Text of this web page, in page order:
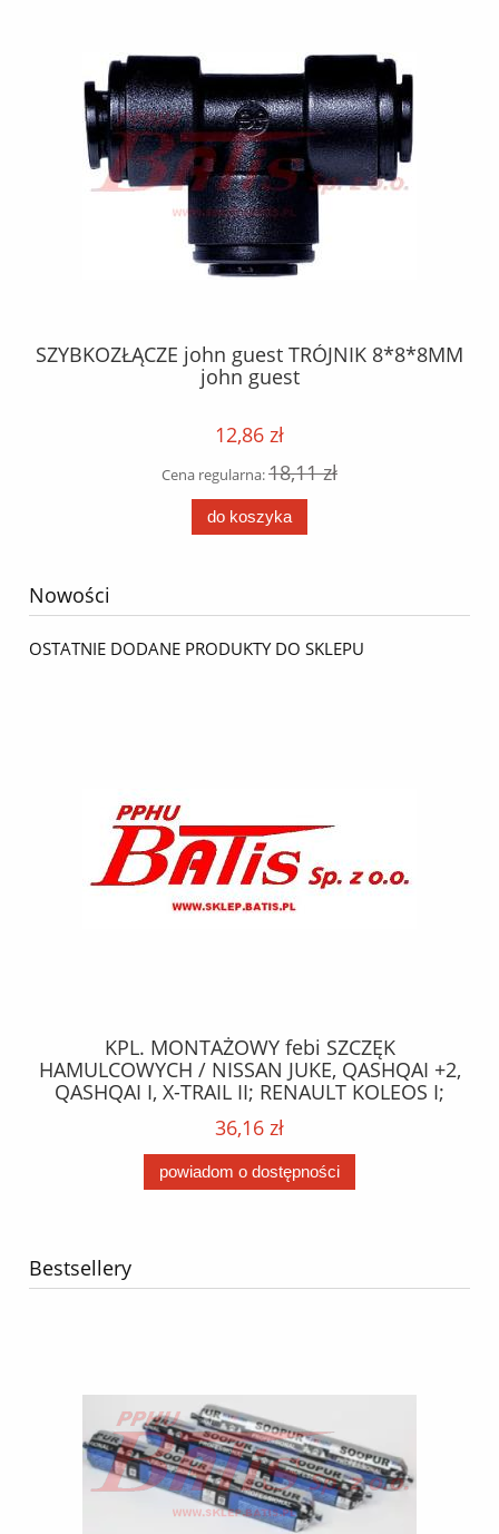
SZYBKOZŁĄCZE john guest TRÓJNIK 8*8*8MM
john guest
12,86 zł
Cena regularna:18,11 zł
do koszyka
Nowości
OSTATNIE DODANE PRODUKTY DO SKLEPU
KPL. MONTAŻOWY febi SZCZĘK
HAMULCOWYCH / NISSAN JUKE, QASHQAI +2,
QASHQAI I, X-TRAIL II; RENAULT KOLEOS I;
TOYOTA AVENSIS, CELICA, COROLLA VERSO,
PRIUS, RAV 4 III, YARIS 1.0-3.5 04.99- /
36,16 zł
powiadom o dostępności
Bestsellery